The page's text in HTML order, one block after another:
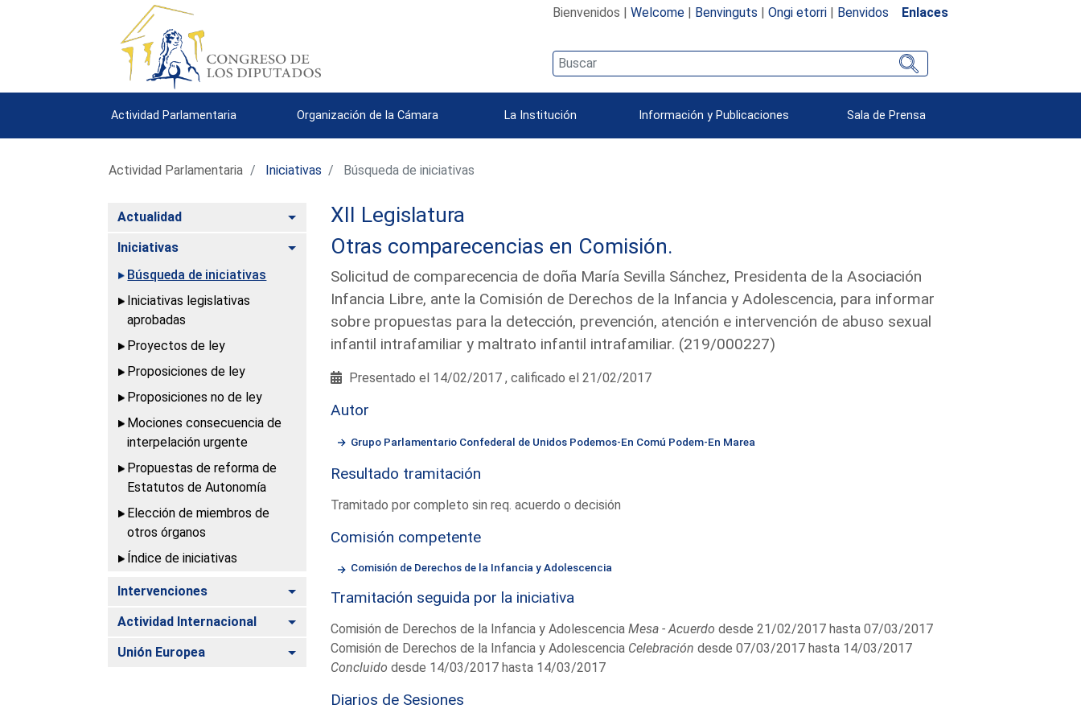
Bienvenidos | Welcome| Benvinguts | Ongi etorri| Benvidos Enlaces
Actividad Parlamentaria Organización de la Cámara La Institución Información y Publicaciones Sala de Prensa
Actividad Parlamentaria Iniciativas Búsqueda de iniciativas
Actualidad Alternar
Iniciativas
Alternar
Búsqueda de iniciativas
Iniciativas legislativas
aprobadas
Proyectos de ley
Proposiciones de ley
Proposiciones no de ley
Mociones consecuencia de
interpelación urgente
Propuestas de reforma de
Estatutos de Autonomía
Elección de miembros de
otros órganos
Índice de iniciativas
Intervenciones Alternar
Actividad Internacional Alternar
Unión Europea Alternar
XII Legislatura
Otras comparecencias en Comisión.
Solicitud de comparecencia de doña María Sevilla Sánchez, Presidenta de la Asociación
Infancia Libre, ante la Comisión de Derechos de la Infancia y Adolescencia, para informar
sobre propuestas para la detección, prevención, atención e intervención de abuso sexual
infantil intrafamiliar y maltrato infantil intrafamiliar. (219/000227)
Presentado el 14/02/2017 , calificado el 21/02/2017
Autor
Grupo Parlamentario Confederal de Unidos Podemos-En Comú Podem-En Marea
Resultado tramitación
Tramitado por completo sin req. acuerdo o decisión
Comisión competente
Comisión de Derechos de la Infancia y Adolescencia
Tramitación seguida por la iniciativa
Comisión de Derechos de la Infancia y Adolescencia Mesa - Acuerdo desde 21/02/2017 hasta 07/03/2017
Comisión de Derechos de la Infancia y Adolescencia Celebración desde 07/03/2017 hasta 14/03/2017
Concluido desde 14/03/2017 hasta 14/03/2017
Diarios de Sesiones